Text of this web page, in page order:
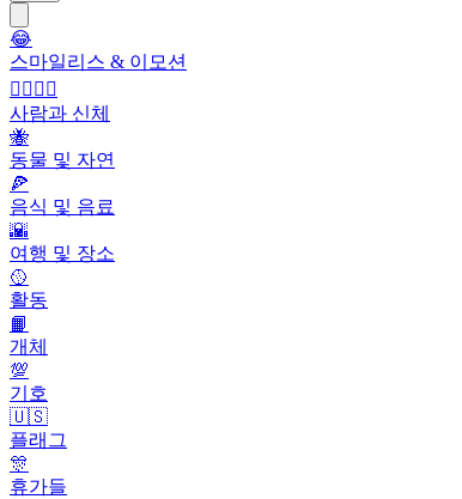
😂
스마일리스 & 이모션
👩‍❤️‍💋‍👨
사람과 신체
🐝
동물 및 자연
🍕
음식 및 음료
🌇
여행 및 장소
🥎
활동
📙
개체
💯
기호
🇺🇸
플래그
🎊
휴가들